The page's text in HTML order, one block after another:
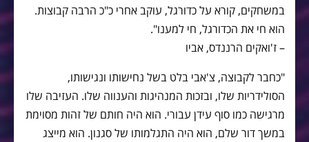
במשחקים, קורא על כדורגל, עוקב אחרי כ"כ הרבה קבוצות.
הוא חי את הכדורגל, חי למענו".
– ז'ואקים הרננדס, אביו
"כחבר לקבוצה, צ'אבי בלט בשל נחישותו ונגישותו,
הסולידריות שלו, ובזכות המנהיגות והענווה שלו. העזיבה שלו
מרגישה כמו סוף עידן עבורי. הוא היה חותם של זהות מסוימת
במשך דור שלם, הוא היה התגלמותו של סגנון. הוא מייצג